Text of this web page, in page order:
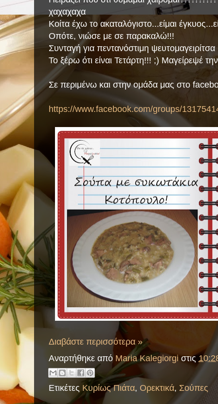
χαχαχαχα
Κοίτα έχω το ακαταλόγιστο...είμαι
Οπότε, νιώσε με σε παρακαλώ!!!
Συνταγή για πεντανόστιμη
Το ξέρω ότι είναι Τετάρτη!!! ;) Μαγείρεψέ
Σε περιμένω και στην ομάδα μας στο
https://www.facebook.com/groups/
Διαβάστε περισσότερα »
Αναρτήθηκε από Maria Kalegiorgi στις
Ετικέτες Κυρίως Πιάτα, Ορεκτικά, Σούπες